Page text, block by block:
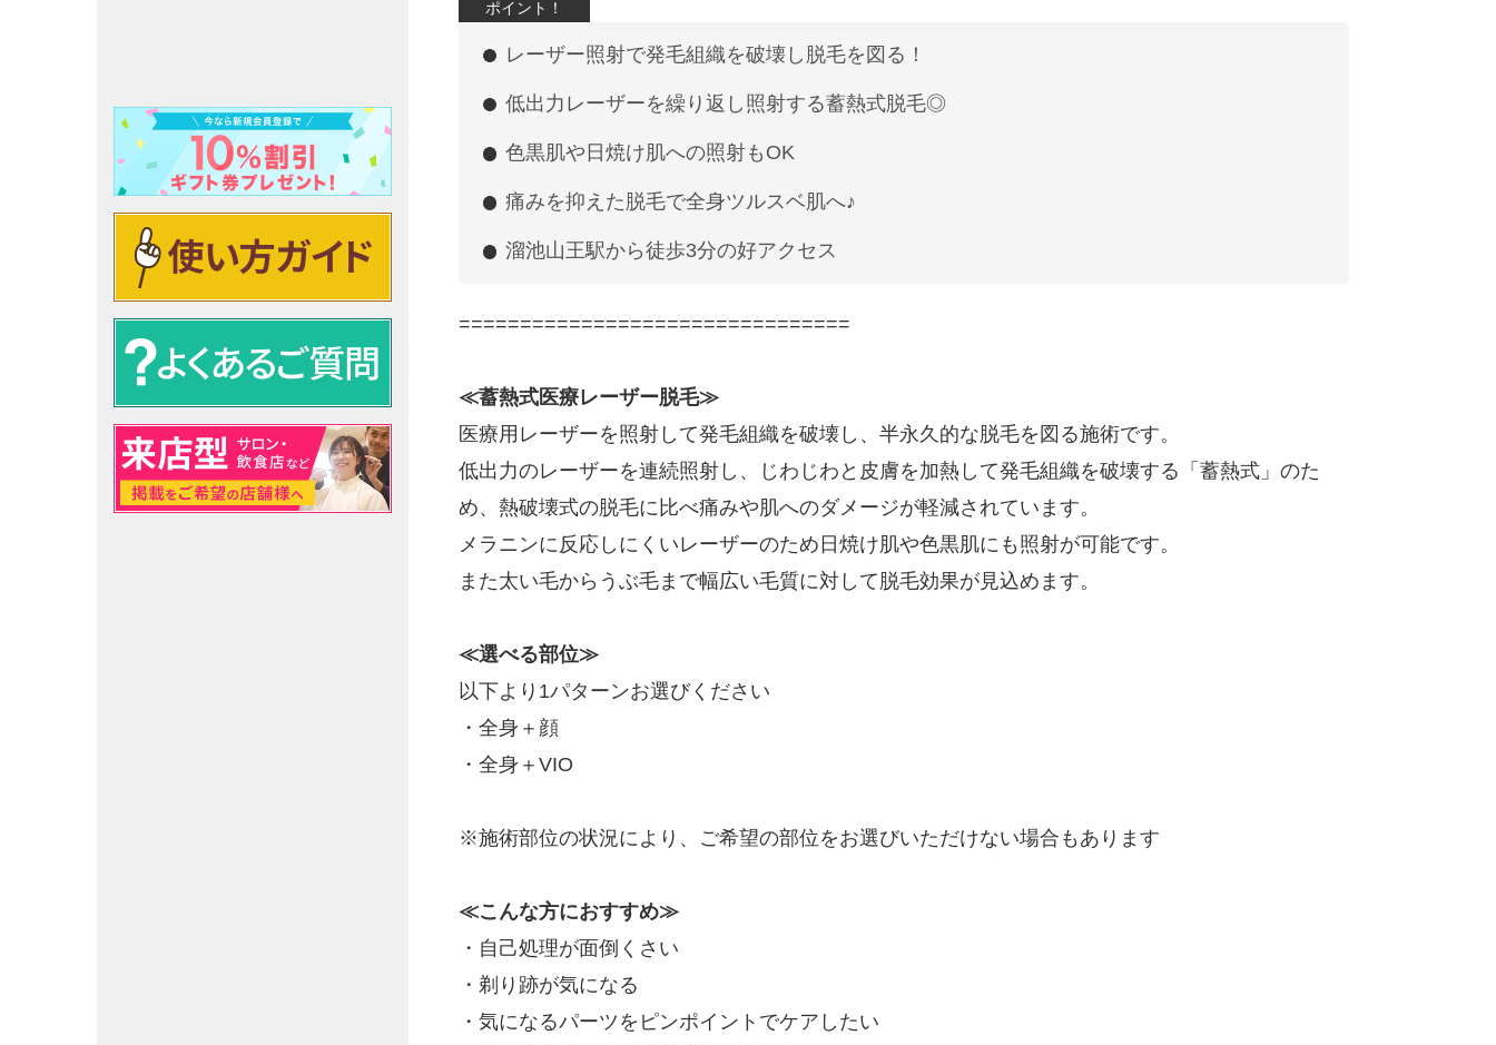
レーザー照射で発毛組織を破壊し脱毛を図る！
低出力レーザーを繰り返し照射する蓄熱式脱毛◎
色黒肌や日焼け肌への照射もOK
痛みを抑えた脱毛で全身ツルスベ肌へ♪
溜池山王駅から徒歩3分の好アクセス
================================
≪蓄熱式医療レーザー脱毛≫
医療用レーザーを照射して発毛組織を破壊し、半永久的な脱毛を図る施術です。
低出力のレーザーを連続照射し、じわじわと皮膚を加熱して発毛組織を破壊する「蓄熱式」のた
め、熱破壊式の脱毛に比べ痛みや肌へのダメージが軽減されています。
メラニンに反応しにくいレーザーのため日焼け肌や色黒肌にも照射が可能です。
また太い毛からうぶ毛まで幅広い毛質に対して脱毛効果が見込めます。
≪選べる部位≫
以下より1パターンお選びください
・全身＋顔
・全身＋VIO
※施術部位の状況により、ご希望の部位をお選びいただけない場合もあります
≪こんな方におすすめ≫
・自己処理が面倒くさい
・剃り跡が気になる
・気になるパーツをピンポイントでケアしたい